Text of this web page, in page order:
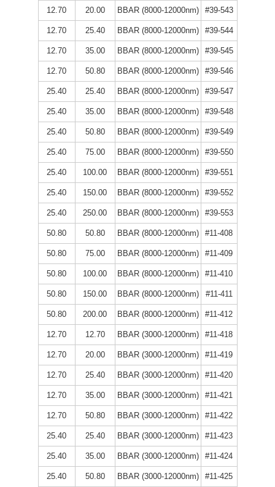
12.70 20.00 BBAR (8000-12000nm) #39-543
12.70 25.40 BBAR (8000-12000nm) #39-544
12.70 35.00 BBAR (8000-12000nm) #39-545
12.70 50.80 BBAR (8000-12000nm) #39-546
25.40 25.40 BBAR (8000-12000nm) #39-547
25.40 35.00 BBAR (8000-12000nm) #39-548
25.40 50.80 BBAR (8000-12000nm) #39-549
25.40 75.00 BBAR (8000-12000nm) #39-550
25.40 100.00 BBAR (8000-12000nm) #39-551
25.40 150.00 BBAR (8000-12000nm) #39-552
25.40 250.00 BBAR (8000-12000nm) #39-553
50.80 50.80 BBAR (8000-12000nm) #11-408
50.80 75.00 BBAR (8000-12000nm) #11-409
50.80 100.00 BBAR (8000-12000nm) #11-410
50.80 150.00 BBAR (8000-12000nm) #11-411
50.80 200.00 BBAR (8000-12000nm) #11-412
12.70 12.70 BBAR (3000-12000nm) #11-418
12.70 20.00 BBAR (3000-12000nm) #11-419
12.70 25.40 BBAR (3000-12000nm) #11-420
12.70 35.00 BBAR (3000-12000nm) #11-421
12.70 50.80 BBAR (3000-12000nm) #11-422
25.40 25.40 BBAR (3000-12000nm) #11-423
25.40 35.00 BBAR (3000-12000nm) #11-424
25.40 50.80 BBAR (3000-12000nm) #11-425